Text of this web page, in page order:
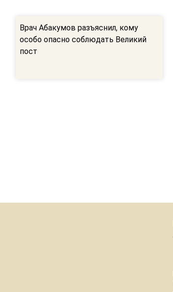
Врач Абакумов разъяснил, кому
особо опасно соблюдать Великий
пост